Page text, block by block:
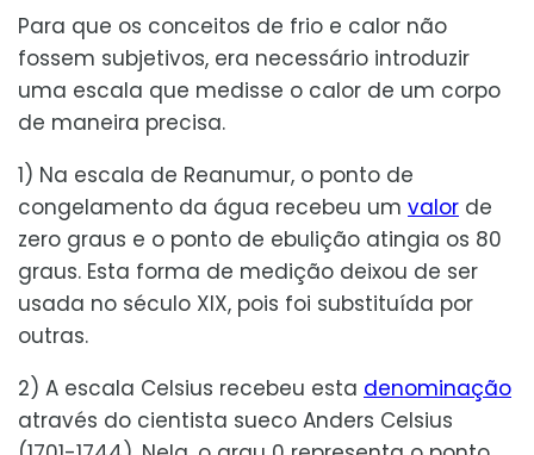
Para que os conceitos de frio e calor não
fossem subjetivos, era necessário introduzir
uma escala que medisse o calor de um corpo
de maneira precisa.
1) Na escala de Reanumur, o ponto de
congelamento da água recebeu um valor de
zero graus e o ponto de ebulição atingia os 80
graus. Esta forma de medição deixou de ser
usada no século XIX, pois foi substituída por
outras.
2) A escala Celsius recebeu esta denominação
através do cientista sueco Anders Celsius